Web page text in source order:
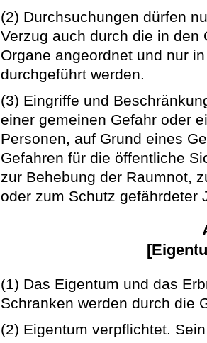
(2) Durchsuchungen dürfen
Verzug auch durch die in
Organe angeordnet und nur
durchgeführt werden.
(3) Eingriffe und
einer gemeinen Gefahr oder
Personen, auf Grund eines
Gefahren für die öffentliche
zur Behebung der Raumnot,
oder zum Schutz gefährdeter
(1) Das Eigentum und das
Schranken werden durch die
(2) Eigentum verpflichtet.